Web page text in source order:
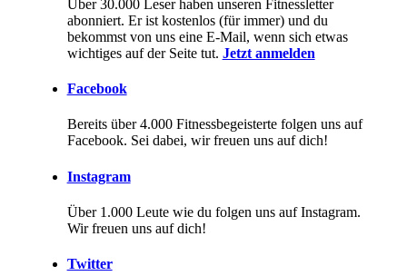
Über 30.000 Leser haben unseren Fitnessletter
abonniert. Er ist kostenlos (für immer) und du
bekommst von uns eine E-Mail, wenn sich etwas
wichtiges auf der Seite tut. Jetzt anmelden
Facebook
Bereits über 4.000 Fitnessbegeisterte folgen uns auf
Facebook. Sei dabei, wir freuen uns auf dich!
Instagram
Über 1.000 Leute wie du folgen uns auf Instagram.
Wir freuen uns auf dich!
Twitter